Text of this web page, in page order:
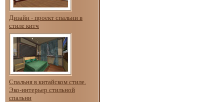
Дизайн - проект спальни в
стиле китч
Спальня в китайском стиле.
Эко-интерьер стильной
спальни